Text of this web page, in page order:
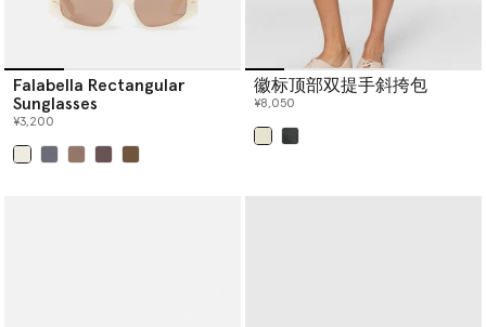
Falabella Rectangular
Sunglasses
¥3,200
徽标顶部双提手斜挎包
¥8,050